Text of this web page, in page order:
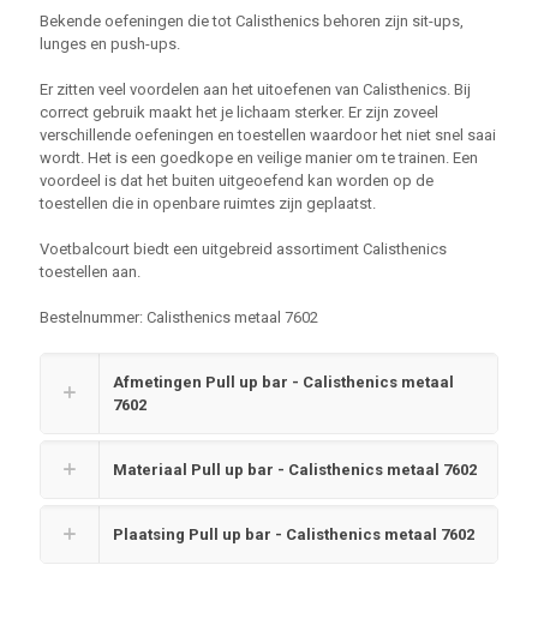
Bekende oefeningen die tot Calisthenics behoren zijn sit-ups,
lunges en push-ups.
Er zitten veel voordelen aan het uitoefenen van Calisthenics. Bij
correct gebruik maakt het je lichaam sterker. Er zijn zoveel
verschillende oefeningen en toestellen waardoor het niet snel saai
wordt. Het is een goedkope en veilige manier om te trainen. Een
voordeel is dat het buiten uitgeoefend kan worden op de
toestellen die in openbare ruimtes zijn geplaatst.
Voetbalcourt biedt een uitgebreid assortiment Calisthenics
toestellen aan.
Bestelnummer: Calisthenics metaal 7602
Afmetingen Pull up bar - Calisthenics metaal
7602
Materiaal Pull up bar - Calisthenics metaal 7602
Plaatsing Pull up bar - Calisthenics metaal 7602